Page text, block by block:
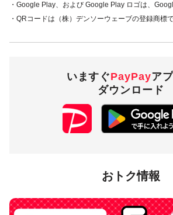
・Google Play、および Google Play ロゴは、
・QRコードは（株）デンソーウェーブの登録商標で
いますぐPayPayア
ダウンロード
おトク情報